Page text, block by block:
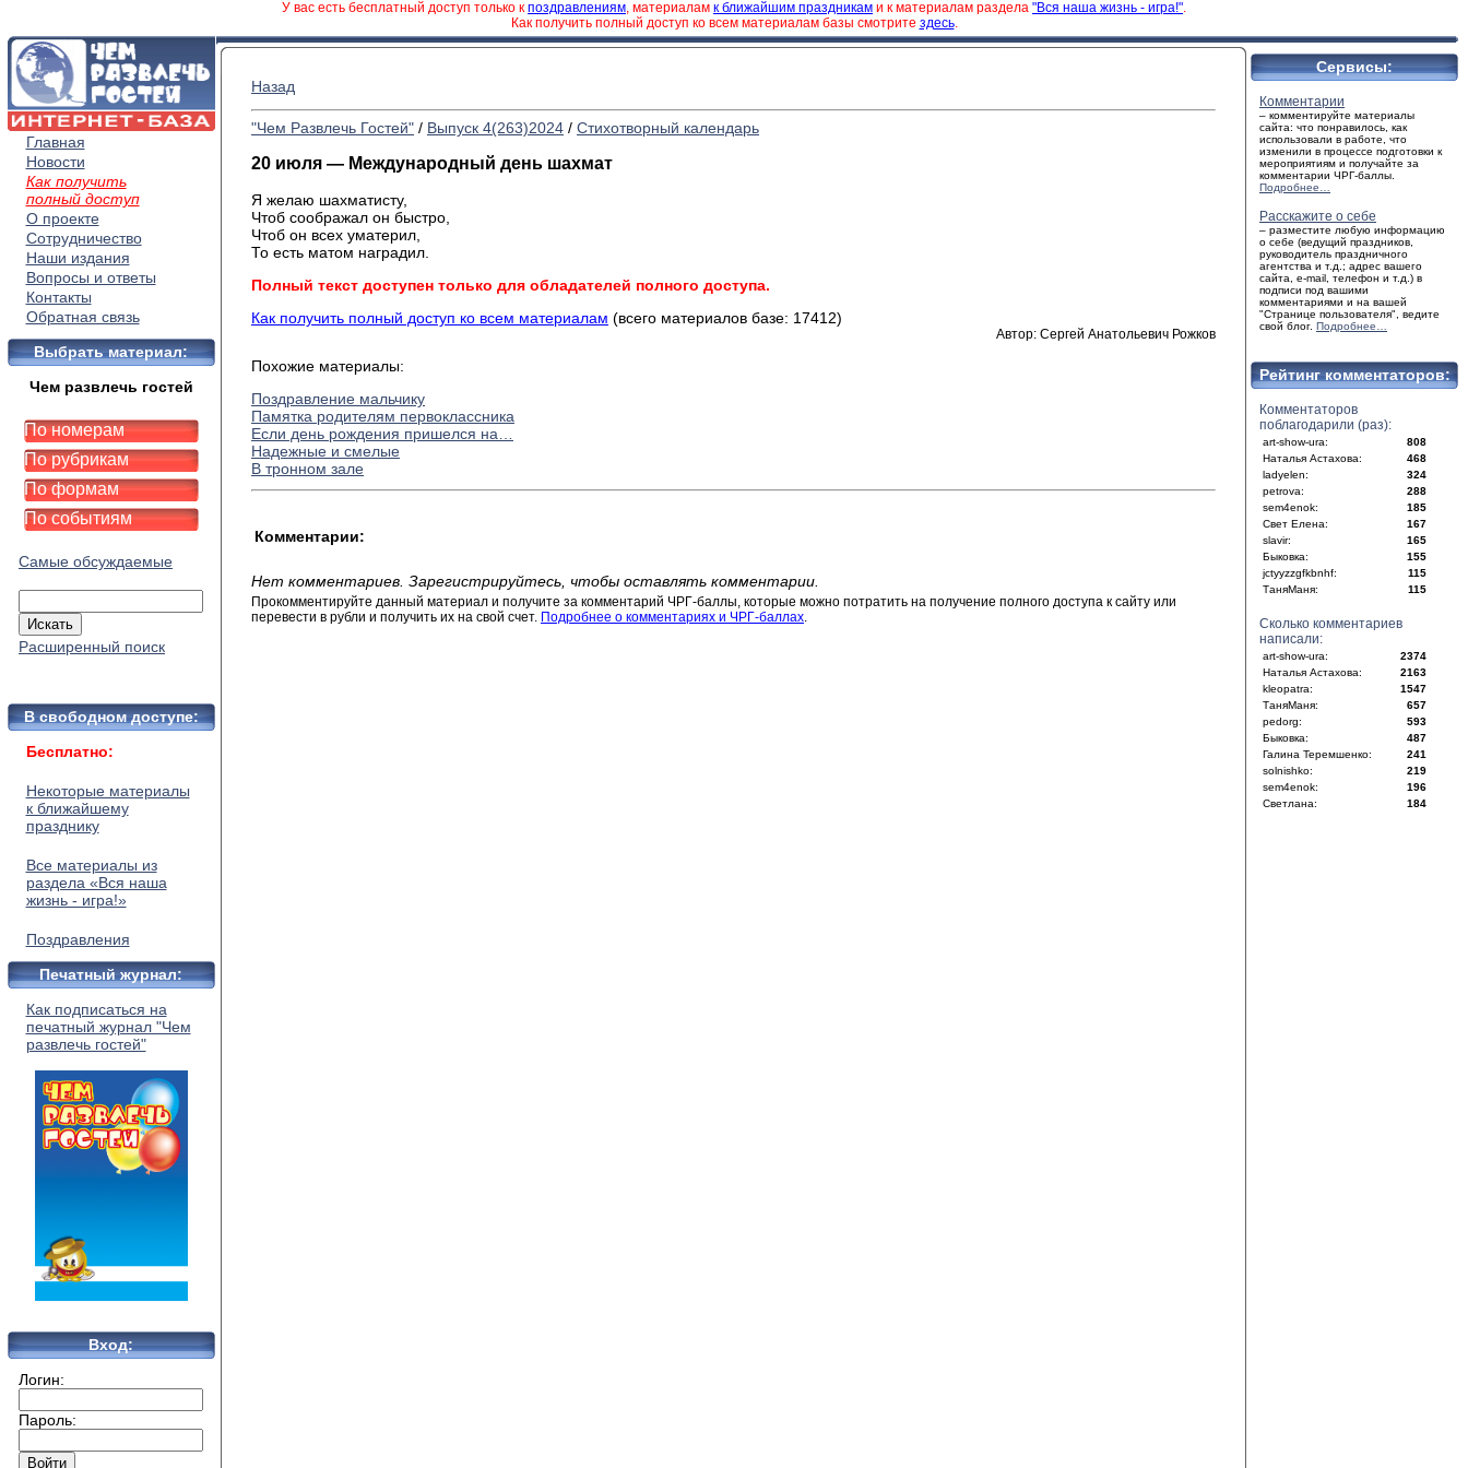
У вас есть бесплатный доступ только к поздравлениям, материалам к ближайшим праздникам и к материалам раздела "Вся наша жизнь - игра!".
Как получить полный доступ ко всем материалам базы смотрите здесь.
Главная
Новости
Как получить
полный доступ
О проекте
Сотрудничество
Наши издания
Вопросы и ответы
Контакты
Обратная связь
Выбрать материал:
Чем развлечь гостей
По номерам
По рубрикам
По формам
По событиям
Самые обсуждаемые
Расширенный поиск
В свободном доступе:
Бесплатно:
Некоторые материалы
к ближайшему
празднику
Все материалы из
раздела «Вся наша
жизнь - игра!»
Поздравления
Печатный журнал:
Как подписаться на
печатный журнал "Чем
развлечь гостей"
Вход:
Логин:
Пароль:
Назад
"Чем Развлечь Гостей" / Выпуск 4(263)2024 / Стихотворный календарь
20 июля — Международный день шахмат
Я желаю шахматисту,
Чтоб соображал он быстро,
Чтоб он всех уматерил,
То есть матом наградил.
Полный текст доступен только для обладателей полного доступа.
Как получить полный доступ ко всем материалам (всего материалов базе: 17412)
Автор: Сергей Анатольевич Рожков
Похожие материалы:
Поздравление мальчику
Памятка родителям первоклассника
Если день рождения пришелся на…
Надежные и смелые
В тронном зале
Комментарии:
Нет комментариев. Зарегистрируйтесь, чтобы оставлять комментарии.
Прокомментируйте данный материал и получите за комментарий ЧРГ-баллы, которые можно потратить на получение полного доступа к сайту или
перевести в рубли и получить их на свой счет. Подробнее о комментариях и ЧРГ-баллах.
Сервисы:
Комментарии
– комментируйте материалы
сайта: что понравилось, как
использовали в работе, что
изменили в процессе подготовки к
мероприятиям и получайте за
комментарии ЧРГ-баллы.
Подробнее…
Расскажите о себе
– разместите любую информацию
о себе (ведущий праздников,
руководитель праздничного
агентства и т.д.; адрес вашего
сайта, e-mail, телефон и т.д.) в
подписи под вашими
комментариями и на вашей
"Странице пользователя", ведите
свой блог. Подробнее…
Рейтинг комментаторов:
Комментаторов
поблагодарили (раз):
art-show-ura:
808
Наталья Астахова:
468
ladyelen:
324
petrova:
288
sem4enok:
185
Свет Елена:
167
slavir:
165
Быковка:
155
jctyyzzgfkbnhf:
115
ТаняМаня:
115
Сколько комментариев
написали:
art-show-ura:
2374
Наталья Астахова:
2163
kleopatra:
1547
ТаняМаня:
657
pedorg:
593
Быковка:
487
Галина Теремшенко:
241
solnishko:
219
sem4enok:
196
Светлана:
184